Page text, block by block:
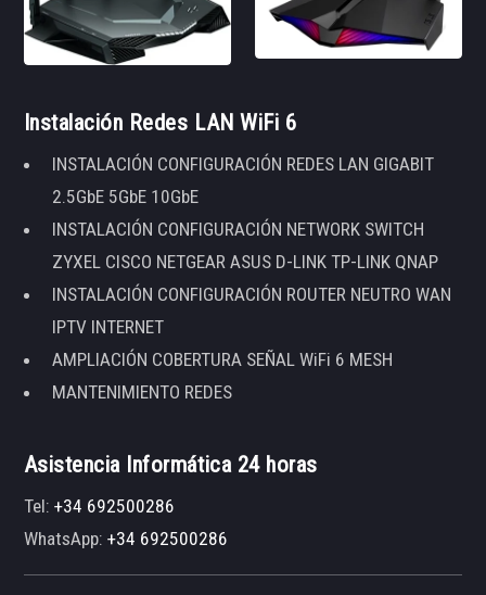
Instalación Redes LAN WiFi 6
INSTALACIÓN CONFIGURACIÓN REDES LAN GIGABIT
2.5GbE 5GbE 10GbE
INSTALACIÓN CONFIGURACIÓN NETWORK SWITCH
ZYXEL CISCO NETGEAR ASUS D-LINK TP-LINK QNAP
INSTALACIÓN CONFIGURACIÓN ROUTER NEUTRO WAN
IPTV INTERNET
AMPLIACIÓN COBERTURA SEÑAL WiFi 6 MESH
MANTENIMIENTO REDES
Asistencia Informática 24 horas
Tel:+34 692500286
WhatsApp:+34 692500286